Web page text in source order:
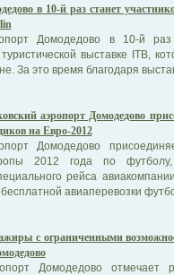
в 10-й раз станет
Домодедово в 10-й
выставке ITB,
За это время благодаря
аэропорт Домодедово
на Евро-2012
Домодедово
2012 года по
рейса
авиаперевозки
с ограниченными
Домодедово отмечает